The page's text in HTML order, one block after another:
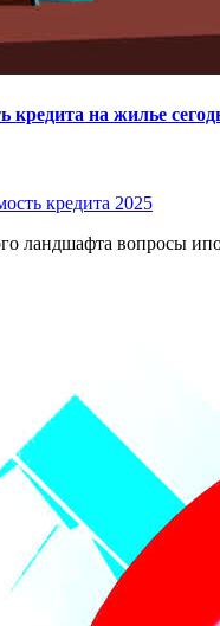
кредита на жилье
кредита 2025
ландшафта вопросы